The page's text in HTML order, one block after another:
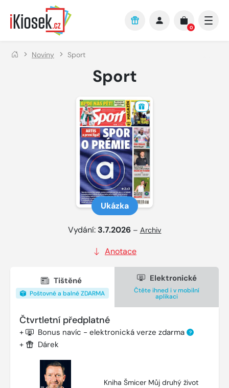
Přejít na hlavní obsah
0
Noviny Sport
Sport
Ukázka
Vydání: 3.7.2026 – Archiv
Anotace
Tištěné
Poštovné a balné ZDARMA
Elektronické
Čtěte ihned i v mobilní
aplikaci
Čtvrtletní předplatné
+ Bonus navíc - elektronická verze zdarma ?
+ Dárek
Kniha Šmicer Můj druhý život